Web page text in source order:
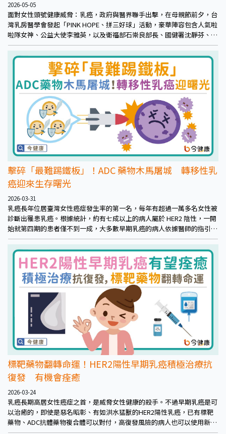
2026-05-05
面對女性頭號健康威脅：乳癌，政府與醫界聯手出擊，在母親節前夕，台
灣乳房醫學會發起「PINK HOPE、拼三好球」活動，豪華陣容包含人氣啦
啦隊女神、公益大使李雅英，以及衛福部石崇良部長、國健署沈靜芬、健
保署陳亮妤署長、台灣乳房醫學會陳芳銘理事長及多位乳癌權威醫師，脫
下嚴肅西裝，換上特製台灣隊粉紅球衣，熱舞力拼３好球防治！
擊碎「最難踢鐵板」！ADC 藥物木馬屠城 轉移性乳
癌迎來生存曙光
2026-03-31
乳癌長年位居臺灣女性癌症發生率的第一名，每年有超過一萬多名女性被
診斷出罹患乳癌。根據統計，約有七成以上的病人屬於 HER2 陰性，一開
始就第四期的患者僅不到一成，大多數早期乳癌的病人依據醫師的指引接
受治療，復發轉移者仍屬少數。然而，一旦病情進入轉移階段，癌細胞可
能擴散至肝、肺、骨頭，或者仍在局部但已無法根除者，都讓許多病友與
家屬感到焦慮與無力。
標靶藥物翻轉命運！HER2陽性早期乳癌積極治療抗
復發 有機會痊癒
2026-03-24
乳癌長期高居女性癌症之首，是威脅女性健康的殺手。不過早期乳癌是可
以治癒的，即使是惡名昭彰、有如洪水猛獸的HER2陽性乳癌，已有標靶
藥物、ADC抗體藥物複合體可以對付，高復發風險的病人也可以使用新一